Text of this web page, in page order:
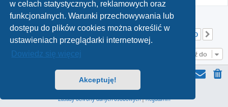
w celach statystycznych, reklamowych oraz
funkcjonalnych. Warunki przechowywania lub
dostępu do plików cookies można określić w
ustawieniach przeglądarki internetowej.
Dowiedz się więcej
Akceptuję!
Znaleziono więcej niż 1000 wyników Strona1 z40 40
Przejdź do
Zasady ochrony danych osobowych|Regulamin